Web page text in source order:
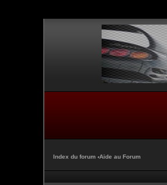
Index du forum ‹Aide au Forum